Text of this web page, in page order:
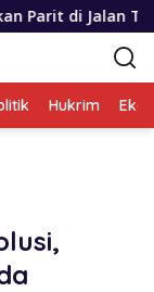
Hukrim